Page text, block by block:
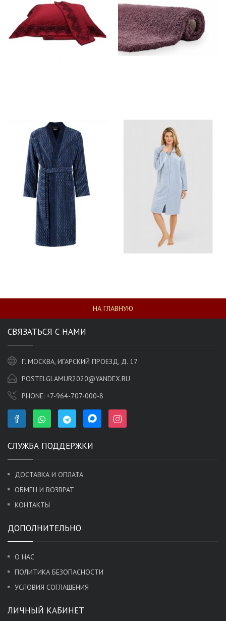
НА ГЛАВНУЮ
СВЯЗАТЬСЯ С НАМИ
Г. МОСКВА, ИГАРСКИЙ ПРОЕЗД, Д. 17
POSTELGLAMUR2020@YANDEX.RU
PHONE: +7-964-707-000-8
СЛУЖБА ПОДДЕРЖКИ
ДОСТАВКА И ОПЛАТА
ОБМЕН И ВОЗВРАТ
КОНТАКТЫ
ДОПОЛНИТЕЛЬНО
О НАС
ПОЛИТИКА БЕЗОПАСНОСТИ
УСЛОВИЯ СОГЛАШЕНИЯ
ЛИЧНЫЙ КАБИНЕТ